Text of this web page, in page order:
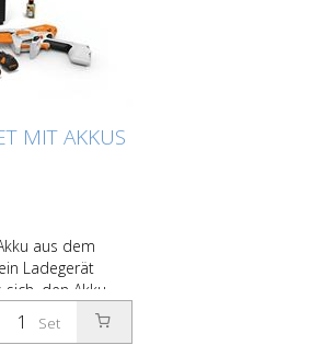
MIT AKKUS
aus dem
Ladegerät
den Akku-
30 im Set mit
Set